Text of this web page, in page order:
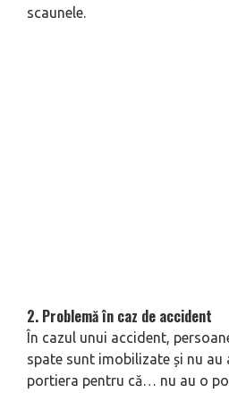
scaunele.
2. Problemă în caz de accident
În cazul unui accident,
spate sunt imobilizate și nu
portiera pentru că… nu au o